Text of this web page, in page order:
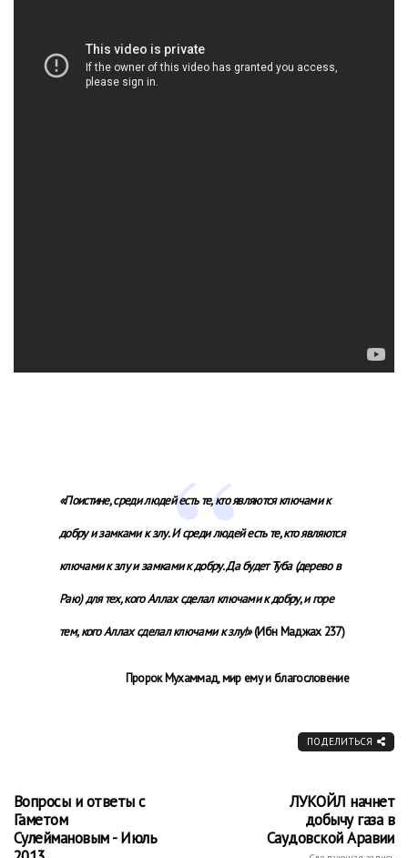
«Поистине, среди людей есть те, кто являются ключами к
добру и замками к злу. И среди людей есть те, кто являются
ключами к злу и замками к добру. Да будет Туба (дерево в
Раю) для тех, кого Аллах сделал ключами к добру, и горе
тем, кого Аллах сделал ключами к злу!»(Ибн Маджах 237)
Пророк Мухаммад, мир ему и благословение
ПОДЕЛИТЬСЯ
Вопросы и ответы с
Гаметом
Сулеймановым - Июль
ЛУКОЙЛ начнет
добычу газа в
Саудовской Аравии